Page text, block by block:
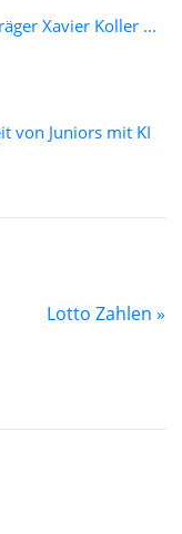
Xavier Koller ...
von Juniors mit KI
Lotto Zahlen »